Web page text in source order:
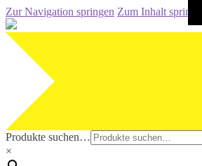
Zur Navigation springen Zum Inhalt springen
Produkte suchen…
×